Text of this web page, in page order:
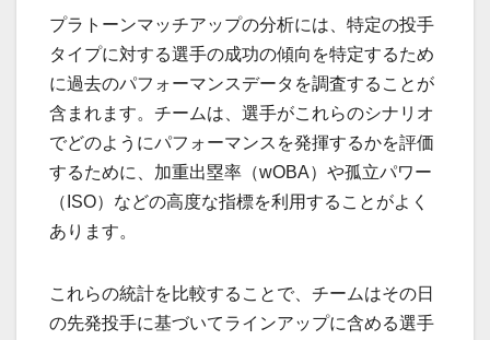
プラトーンマッチアップの分析には、特定の投手
タイプに対する選手の成功の傾向を特定するため
に過去のパフォーマンスデータを調査することが
含まれます。チームは、選手がこれらのシナリオ
でどのようにパフォーマンスを発揮するかを評価
するために、加重出塁率（wOBA）や孤立パワー
（ISO）などの高度な指標を利用することがよく
あります。
これらの統計を比較することで、チームはその日
の先発投手に基づいてラインアップに含める選手